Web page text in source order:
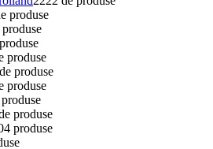
produse
produse
produse
produse
produse
produse
produse